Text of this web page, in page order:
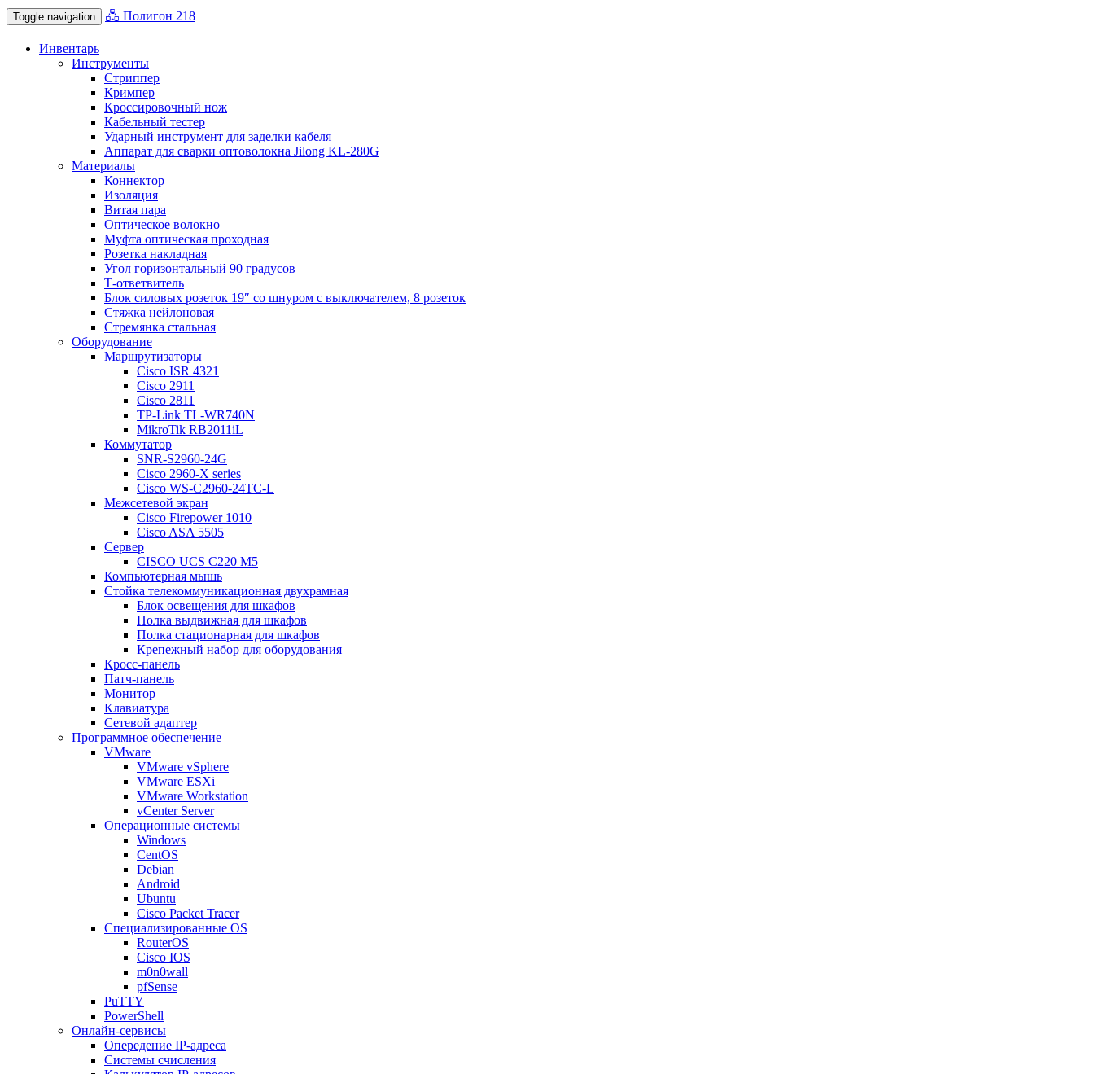
Toggle navigation 🖧 Полигон 218
Инвентарь
Инструменты
Стриппер
Кримпер
Кроссировочный нож
Кабельный тестер
Ударный инструмент для заделки кабеля
Аппарат для сварки оптоволокна Jilong KL-280G
Материалы
Коннектор
Изоляция
Витая пара
Оптическое волокно
Муфта оптическая проходная
Розетка накладная
Угол горизонтальный 90 градусов
Т-ответвитель
Блок силовых розеток 19″ со шнуром с выключателем, 8 розеток
Стяжка нейлоновая
Стремянка стальная
Оборудование
Маршрутизаторы
Cisco ISR 4321
Cisco 2911
Cisco 2811
TP-Link TL-WR740N
MikroTik RB2011iL
Коммутатор
SNR-S2960-24G
Cisco 2960-X series
Cisco WS-C2960-24TC-L
Межсетевой экран
Cisco Firepower 1010
Cisco ASA 5505
Сервер
CISCO UCS C220 M5
Компьютерная мышь
Стойка телекоммуникационная двухрамная
Блок освещения для шкафов
Полка выдвижная для шкафов
Полка стационарная для шкафов
Крепежный набор для оборудования
Кросс-панель
Патч-панель
Монитор
Клавиатура
Сетевой адаптер
Программное обеспечение
VMware
VMware vSphere
VMware ESXi
VMware Workstation
vCenter Server
Операционные системы
Windows
CentOS
Debian
Android
Ubuntu
Cisco Packet Tracer
Специализированные OS
RouterOS
Cisco IOS
m0n0wall
pfSense
PuTTY
PowerShell
Онлайн-сервисы
Опередение IP-адреса
Системы счисления